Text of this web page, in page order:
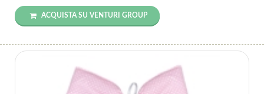
ACQUISTA SU VENTURI GROUP